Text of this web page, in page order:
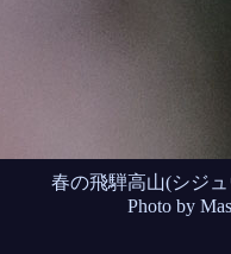
春の飛騨高山(シジ
Photo by